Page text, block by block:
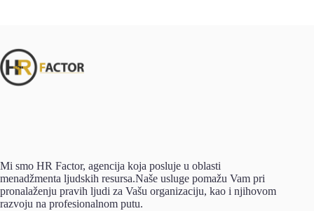
Mi smo HR Factor, agencija koja posluje u oblasti
menadžmenta ljudskih resursa.Naše usluge pomažu Vam pri
pronalaženju pravih ljudi za Vašu organizaciju, kao i njihovom
razvoju na profesionalnom putu.